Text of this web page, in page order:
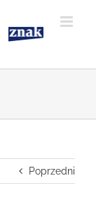
Poprzedni